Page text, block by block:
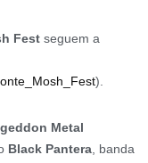
Fest seguem a
).
Metal
Black Pantera , banda